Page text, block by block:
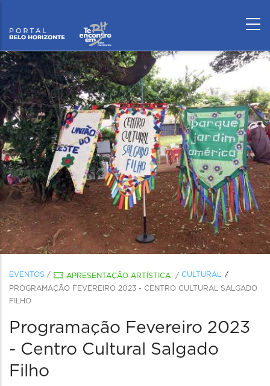
EVENTOS / APRESENTAÇÃO ARTÍSTICA / CULTURAL
PROGRAMAÇÃO FEVEREIRO 2023 - CENTRO CULTURAL SALGADO
FILHO
Programação Fevereiro 2023
- Centro Cultural Salgado
Filho